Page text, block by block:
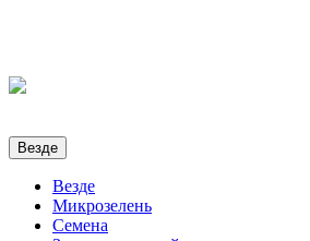
Везде
Везде
Микрозелень
Семена